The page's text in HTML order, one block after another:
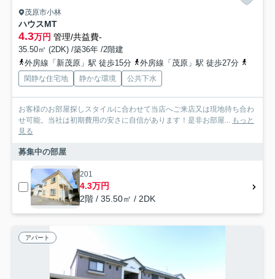
茂原市小林
ハウスMT
4.3万円 管理/共益費-
35.50㎡ (2DK) /築36年 /2階建
外房線「新茂原」駅 徒歩15分
外房線「茂原」駅 徒歩27分
閑静な住宅地 静かな環境 公共下水
お客様のお部屋探しスタイルに合わせて当店へご来店又は現地待ち合わ
せ可能。当社は初期費用の安さに自信があります！是非お部屋... もっと
見る
募集中の部屋
201
4.3万円
2階 / 35.50㎡ / 2DK
アパート